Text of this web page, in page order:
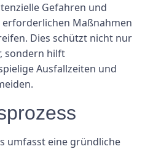
Gefahren und
Maßnahmen
Dies schützt nicht nur
sondern hilft
Ausfallzeiten und
umfasst eine gründliche